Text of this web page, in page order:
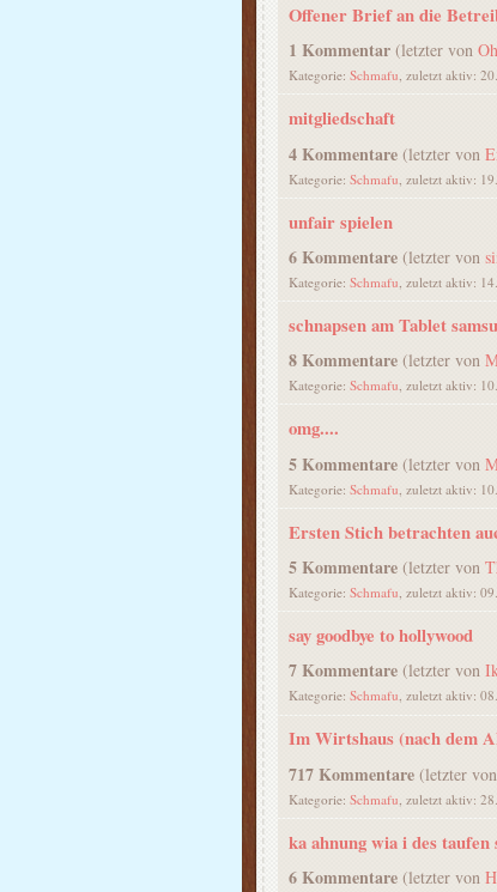
Offener Brief an die
1 Kommentar(letzter von
Kategorie: Schmafu, zuletzt aktiv:
mitgliedschaft
4 Kommentare(letzter von
Kategorie: Schmafu , zuletzt aktiv:
unfair spielen
6 Kommentare(letzter von
Kategorie: Schmafu , zuletzt aktiv:
schnapsen am Tablet
8 Kommentare(letzter von
Kategorie: Schmafu, zuletzt aktiv:
omg....
5 Kommentare(letzter von
Kategorie: Schmafu , zuletzt aktiv:
Ersten Stich betrachten
5 Kommentare(letzter von
Kategorie: Schmafu, zuletzt aktiv:
say goodbye to hollywood
7 Kommentare(letzter von
Kategorie: Schmafu, zuletzt aktiv:
Im Wirtshaus (nach dem
717 Kommentare(letzter von
Kategorie: Schmafu , zuletzt aktiv:
ka ahnung wia i des taufen
6 Kommentare(letzter von